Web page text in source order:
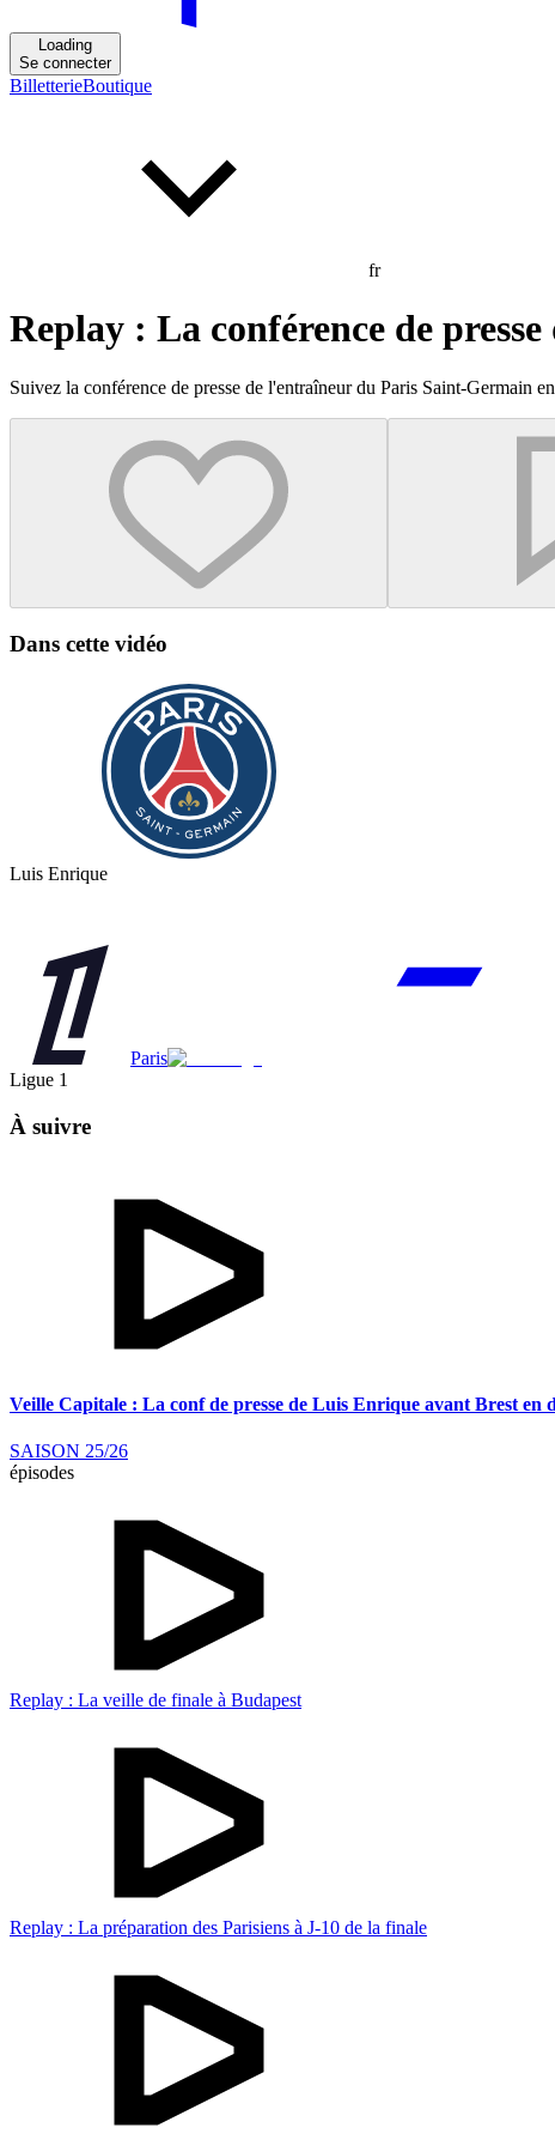
Loading
Se connecter
BilletterieBoutique
fr
Replay : La conférence de
Suivez la conférence de presse de l'entraîneur du Paris Saint-Germain
Dans cette vidéo
Luis Enrique
Paris
Ligue 1
À suivre
Veille Capitale : La conf de presse de Luis Enrique avant Brest en
SAISON 25/26
épisodes
Replay : La veille de finale à Budapest
Replay : La préparation des Parisiens à J-10 de la finale